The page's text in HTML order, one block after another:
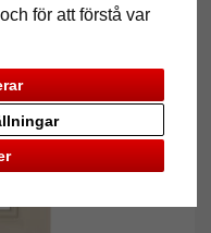
för att förstå var